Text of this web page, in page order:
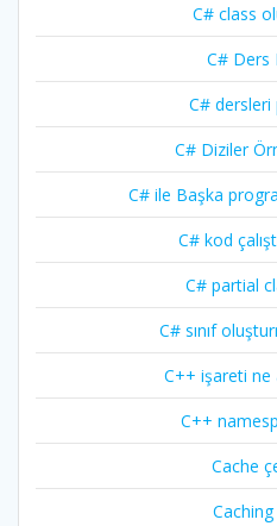
C# class
C# Ders
C# dersleri
C# Diziler
C# ile Başka
C# kod
C# partial
C# sınıf
C++ işareti ne
C++
Cache